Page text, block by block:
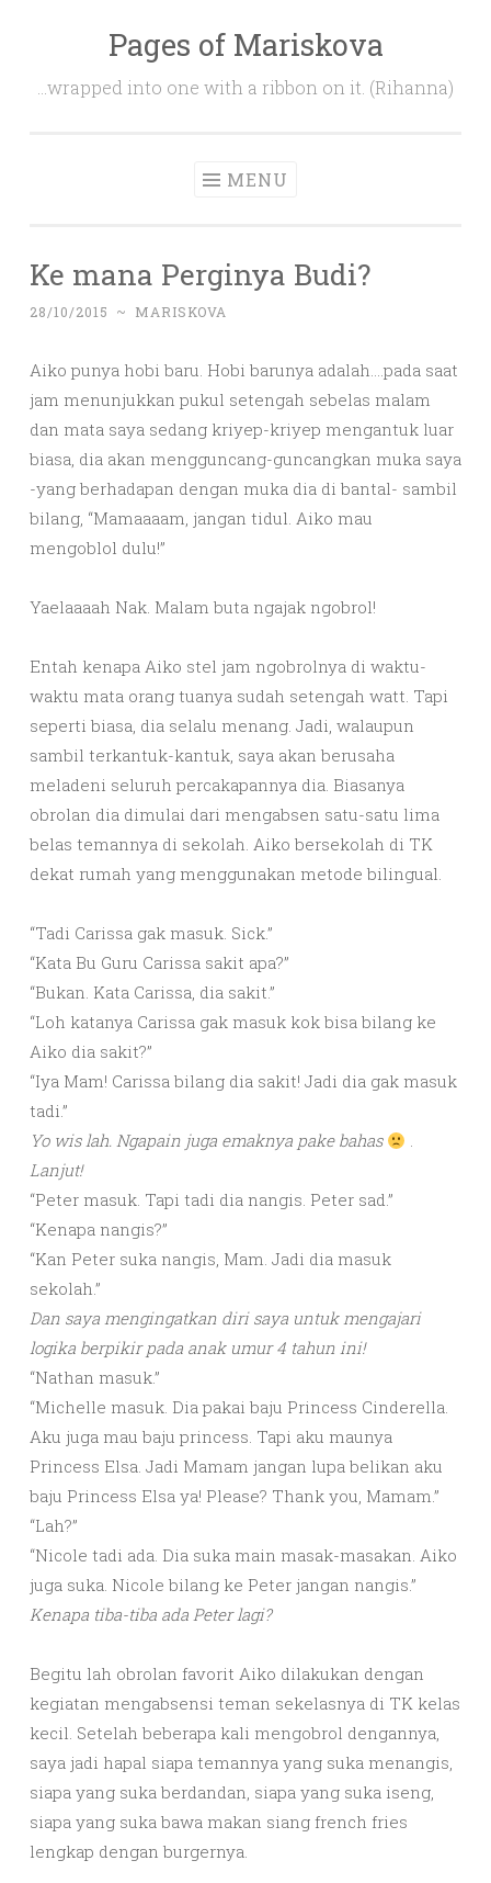
content
Pages of Mariskova
…wrapped into one with a ribbon on it. (Rihanna)
MENU
Ke mana Perginya Budi?
28/10/2015 ~ MARISKOVA
Aiko punya hobi baru. Hobi barunya adalah….pada saat
jam menunjukkan pukul setengah sebelas malam
dan mata saya sedang kriyep-kriyep mengantuk luar
biasa, dia akan mengguncang-guncangkan muka saya
-yang berhadapan dengan muka dia di bantal- sambil
bilang, “Mamaaaam, jangan tidul. Aiko mau
mengoblol dulu!”
Yaelaaaah Nak. Malam buta ngajak ngobrol!
Entah kenapa Aiko stel jam ngobrolnya di waktu-
waktu mata orang tuanya sudah setengah watt. Tapi
seperti biasa, dia selalu menang. Jadi, walaupun
sambil terkantuk-kantuk, saya akan berusaha
meladeni seluruh percakapannya dia. Biasanya
obrolan dia dimulai dari mengabsen satu-satu lima
belas temannya di sekolah. Aiko bersekolah di TK
dekat rumah yang menggunakan metode bilingual.
“Tadi Carissa gak masuk. Sick.”
“Kata Bu Guru Carissa sakit apa?”
“Bukan. Kata Carissa, dia sakit.”
“Loh katanya Carissa gak masuk kok bisa bilang ke
Aiko dia sakit?”
“Iya Mam! Carissa bilang dia sakit! Jadi dia gak masuk
tadi.”
Yo wis lah. Ngapain juga emaknya pake bahas
.
Lanjut!
“Peter masuk. Tapi tadi dia nangis. Peter sad.”
“Kenapa nangis?”
“Kan Peter suka nangis, Mam. Jadi dia masuk
sekolah.”
Dan saya mengingatkan diri saya untuk mengajari
logika berpikir pada anak umur 4 tahun ini!
“Nathan masuk.”
“Michelle masuk. Dia pakai baju Princess Cinderella.
Aku juga mau baju princess. Tapi aku maunya
Princess Elsa. Jadi Mamam jangan lupa belikan aku
baju Princess Elsa ya! Please? Thank you, Mamam.”
“Lah?”
“Nicole tadi ada. Dia suka main masak-masakan. Aiko
juga suka. Nicole bilang ke Peter jangan nangis.”
Kenapa tiba-tiba ada Peter lagi?
Begitu lah obrolan favorit Aiko dilakukan dengan
kegiatan mengabsensi teman sekelasnya di TK kelas
kecil. Setelah beberapa kali mengobrol dengannya,
saya jadi hapal siapa temannya yang suka menangis,
siapa yang suka berdandan, siapa yang suka iseng,
siapa yang suka bawa makan siang french fries
lengkap dengan burgernya.